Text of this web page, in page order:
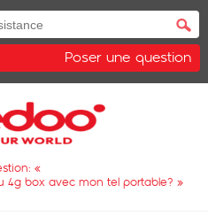
Poser une question
«
4g box avec mon tel portable? »